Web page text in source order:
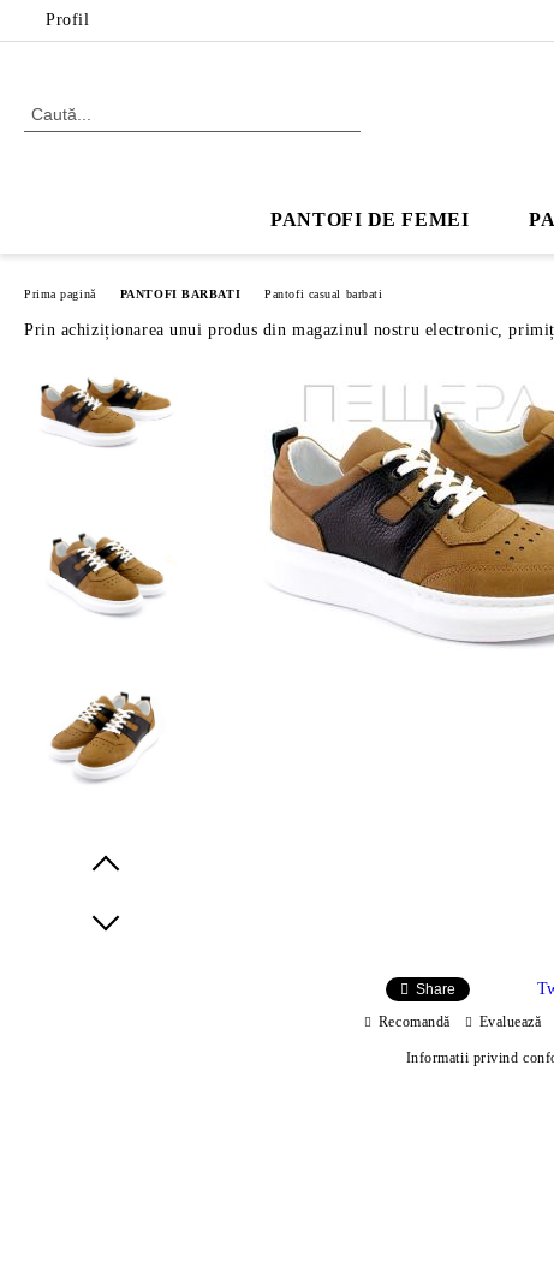
Profil
PANTOFI DE FEMEI
Prima pagină PANTOFI BARBATI Pantofi casual barbati
Prin achiziționarea unui produs din magazinul nostru electronic,
Share
Recomandă Evaluează
Informatii privind